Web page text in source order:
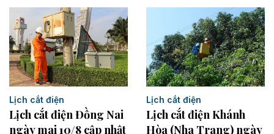
Lịch cắt điện
Lịch cắt điện Đồng Nai
ngày mai 10/8 cập nhật
Lịch cắt điện
Lịch cắt điện Khánh
Hòa (Nha Trang) ngày